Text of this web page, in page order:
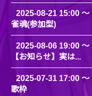
2025-08-21 15:00
雀魂(参加型)
2025-08-06 19:00
【お知らせ】実は...
2025-07-31 17:00
歌枠